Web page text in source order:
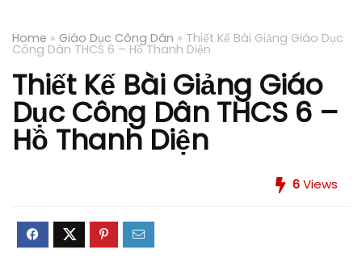
Home » Giáo Dục Công Dân » Thiết Kế Bài Giảng Giáo Dục
Công Dân THCS 6 – Hồ Thanh Diện
Thiết Kế Bài Giảng Giáo
Dục Công Dân THCS 6 –
Hồ Thanh Diện
6Views